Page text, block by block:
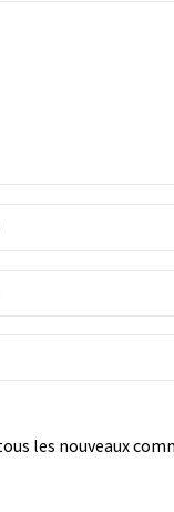
les nouveaux